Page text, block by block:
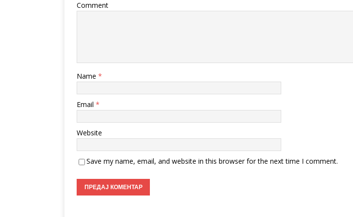
Comment
Name *
Email *
Website
Save my name, email, and website in this browser for the next time I comment.